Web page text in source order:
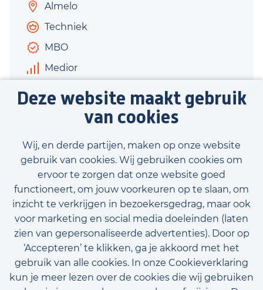
Deze website maakt gebruik
van cookies
Wij, en derde partijen, maken op onze website
gebruik van cookies. Wij gebruiken cookies om
ervoor te zorgen dat onze website goed
functioneert, om jouw voorkeuren op te slaan, om
inzicht te verkrijgen in bezoekersgedrag, maar ook
voor marketing en social media doeleinden (laten
zien van gepersonaliseerde advertenties). Door op
‘Accepteren’ te klikken, ga je akkoord met het
gebruik van alle cookies. In onze Cookieverklaring
kun je meer lezen over de cookies die wij gebruiken
Almelo
Techniek
MBO
Medior
€2.800 - €3.600
Bekijk vacature
Bekijk onze beschikbare vacatures